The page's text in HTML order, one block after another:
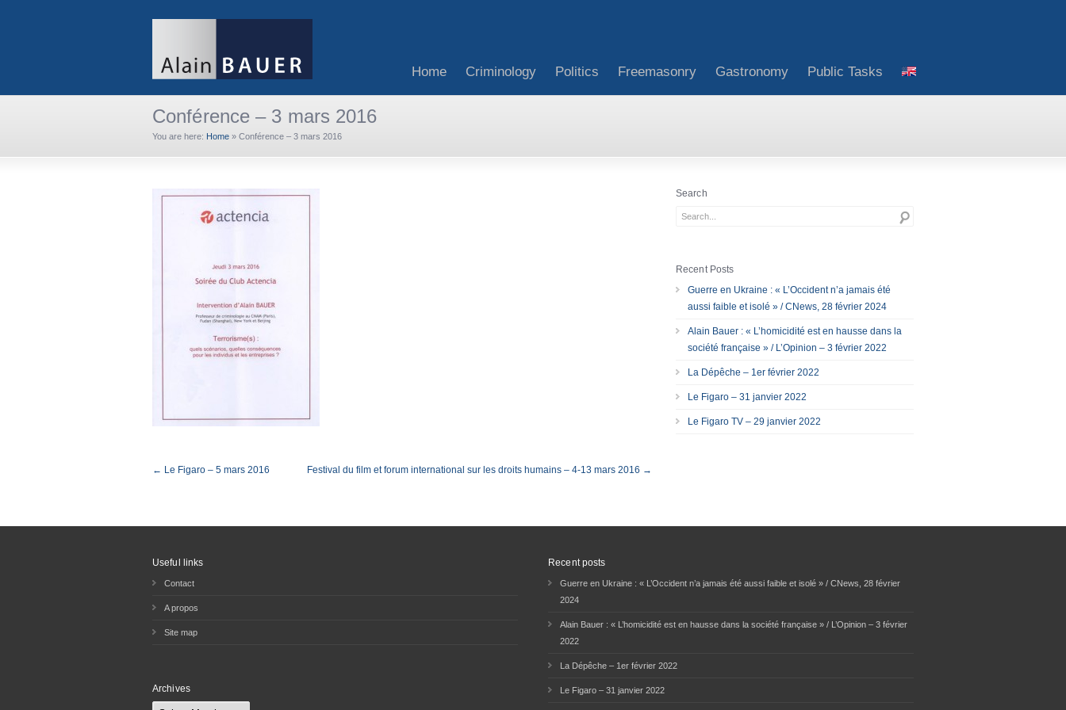
Home Criminology Politics Freemasonry Gastronomy Public Tasks
Conférence – 3 mars 2016
You are here: Home » Conférence – 3 mars 2016
← Le Figaro – 5 mars 2016 Festival du film et forum international sur les droits humains – 4-13 mars 2016 →
Search
Recent Posts
Guerre en Ukraine : « L’Occident n’a jamais été
aussi faible et isolé » / CNews, 28 février 2024
Alain Bauer : « L’homicidité est en hausse dans la
société française » / L’Opinion – 3 février 2022
La Dépêche – 1er février 2022
Le Figaro – 31 janvier 2022
Le Figaro TV – 29 janvier 2022
Useful links
Contact
A propos
Site map
Archives
Recent posts
Guerre en Ukraine : « L’Occident n’a jamais été aussi faible et isolé » / CNews, 28 février
2024
Alain Bauer : « L’homicidité est en hausse dans la société française » / L’Opinion – 3 février
2022
La Dépêche – 1er février 2022
Le Figaro – 31 janvier 2022